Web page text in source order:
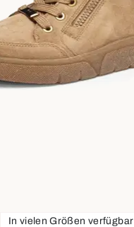
In vielen Größen verfügbar